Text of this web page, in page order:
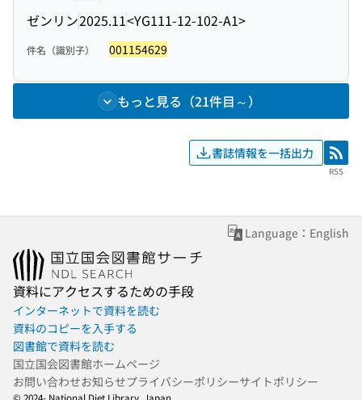
ゼンリン2025.11<YG111-12-102-A1>
件名（識別子） 001154629
もっと見る（21件目～）
書誌情報を一括出力 RSS
RSS
Language：English
資料にアクセスするための手段
インターネットで資料を読む
資料のコピーを入手する
図書館で資料を読む
国立国会図書館ホームページ
お問い合わせお知らせプライバシーポリシーサイトポリシー
© 2024- National Diet Library, Japan.